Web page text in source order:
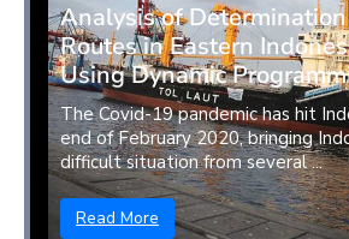
Analysis of
Routes in Eastern
Using Dynamic
The Covid-19 pandemic has hit
end of February 2020, bringing
difficult situation from several ...
Read More